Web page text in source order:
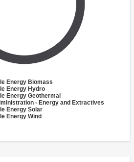
Energy Biomass
Energy Hydro
Energy Geothermal
- Energy and Extractives
Energy Solar
Energy Wind